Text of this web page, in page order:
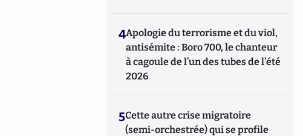
4Apologie du terrorisme et du viol,
antisémite : Boro 700, le chanteur
à cagoule de l’un des tubes de l’été
2026
5Cette autre crise migratoire
(semi-orchestrée) qui se profile